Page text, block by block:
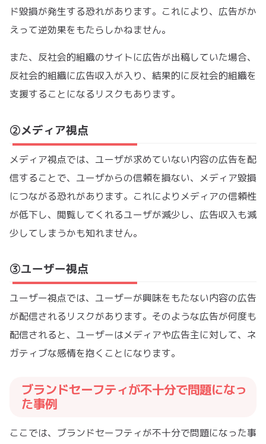
ド毀損が発生する恐れがあります。これにより、広告がか
えって逆効果をもたらしかねません。
また、反社会的組織のサイトに広告が出稿していた場合、
反社会的組織に広告収入が入り、結果的に反社会的組織を
支援することになるリスクもあります。
②メディア視点
メディア視点では、ユーザが求めていない内容の広告を配
信することで、ユーザからの信頼を損ない、メディア毀損
につながる恐れがあります。これによりメディアの信頼性
が低下し、閲覧してくれるユーザが減少し、広告収入も減
少してしまうかも知れません。
③ユーザー視点
ユーザー視点では、ユーザーが興味をもたない内容の広告
が配信されるリスクがあります。そのような広告が何度も
配信されると、ユーザーはメディアや広告主に対して、ネ
ガティブな感情を抱くことになります。
ブランドセーフティが不十分で問題になっ
た事例
ここでは、ブランドセーフティが不十分で問題になった事